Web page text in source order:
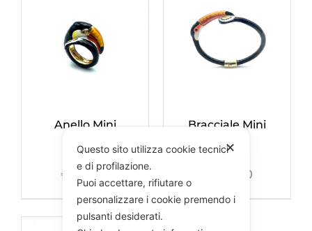
Anello Mini
€ 195,00
Bracciale Mini
245,00
✕
Questo sito utilizza cookie tecnici
e di profilazione.
Puoi accettare, rifiutare o
personalizzare i cookie premendo i
pulsanti desiderati.